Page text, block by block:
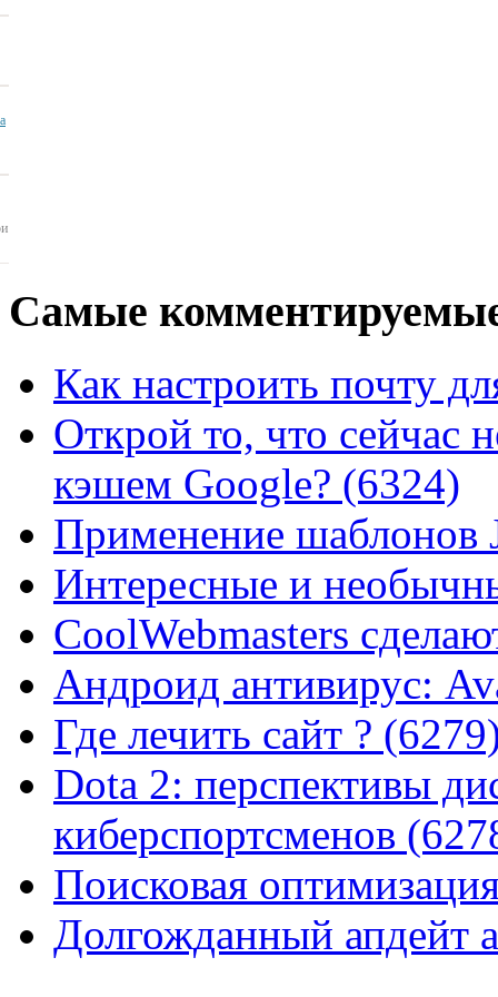
Самые
Как настроить почту
Открой то, что сейчас
кэшем Google? (6324)
Применение шаблонов
Интересные и
CoolWebmasters
Андроид антивирус:
Где лечить сайт ?
Dota 2: перспективы
киберспортсменов
Поисковая
Долгожданный апдейт